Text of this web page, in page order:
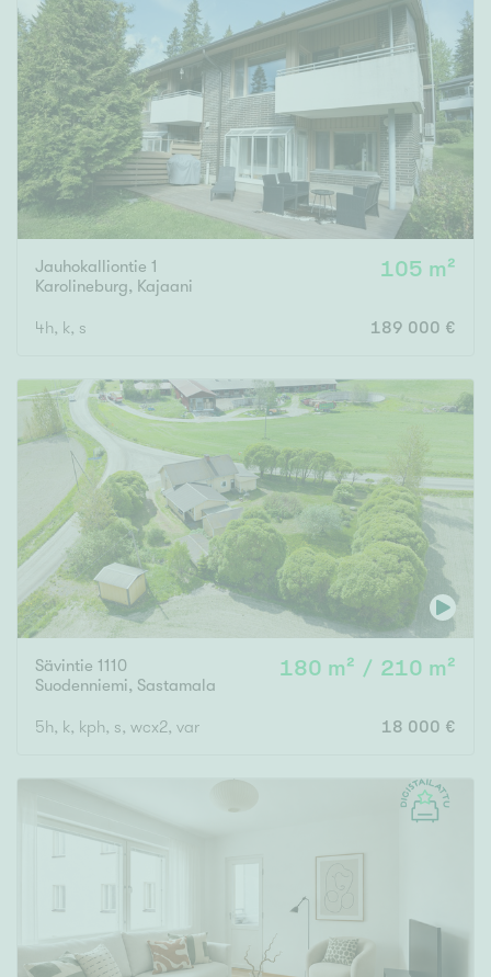
Jauhokalliontie 1
Karolineburg, Kajaani
105 m²
4h, k, s 189 000 €
Sävintie 1110
Suodenniemi, Sastamala
180 m² / 210 m²
5h, k, kph, s, wcx2, var 18 000 €